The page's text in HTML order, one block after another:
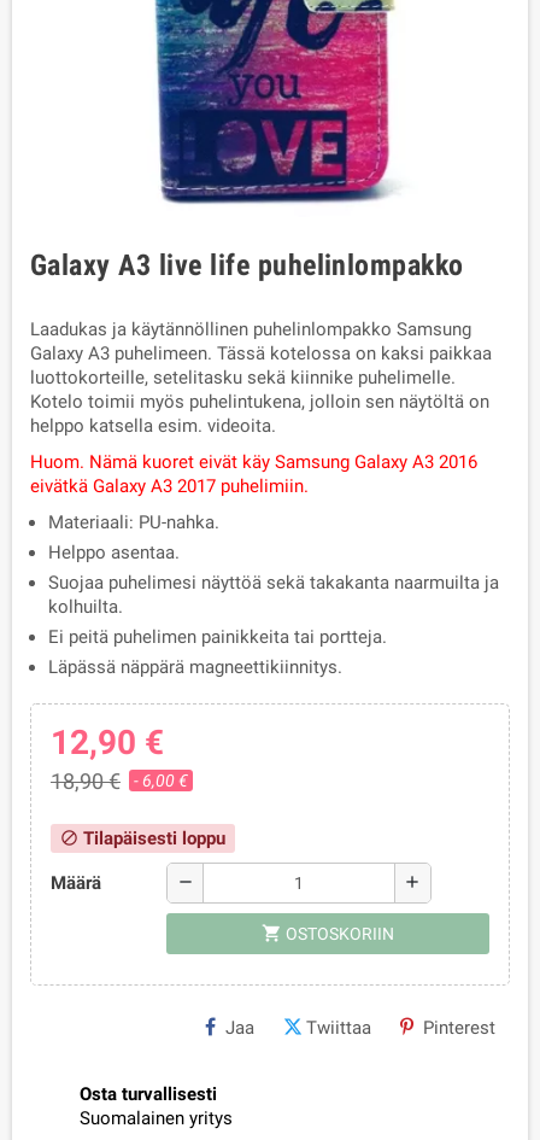
Galaxy A3 live life puhelinlompakko
Laadukas ja käytännöllinen puhelinlompakko Samsung
Galaxy A3 puhelimeen. Tässä kotelossa on kaksi paikkaa
luottokorteille, setelitasku sekä kiinnike puhelimelle.
Kotelo toimii myös puhelintukena, jolloin sen näytöltä on
helppo katsella esim. videoita.
Huom. Nämä kuoret eivät käy Samsung Galaxy A3 2016
eivätkä Galaxy A3 2017 puhelimiin.
Materiaali: PU-nahka.
Helppo asentaa.
Suojaa puhelimesi näyttöä sekä takakanta naarmuilta ja
kolhuilta.
Ei peitä puhelimen painikkeita tai portteja.
Läpässä näppärä magneettikiinnitys.
12,90 €
18,90 € - 6,00 €
block Tilapäisesti loppu
Määrä remove add
shopping_cart OSTOSKORIIN
Jaa Twiittaa Pinterest
Osta turvallisesti
Suomalainen yritys